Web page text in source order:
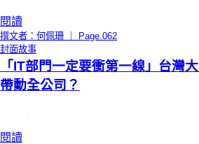
閱讀
撰文者：何佩珊 ｜ Page.062
封面故事
「IT部門一定要衝第一線」台灣
帶動全公司？
閱讀